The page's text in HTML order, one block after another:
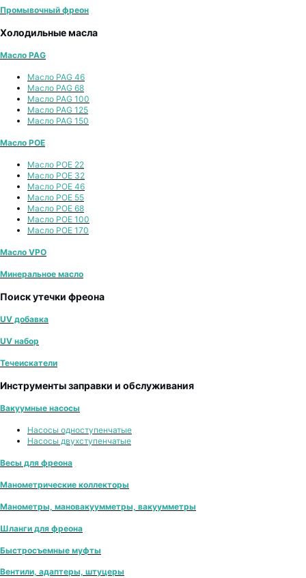
Промывочный фреон
Холодильные масла
Масло PAG
Масло PAG 46
Масло PAG 68
Масло PAG 100
Масло PAG 125
Масло PAG 150
Масло POE
Масло POE 22
Масло POE 32
Масло POE 46
Масло POE 55
Масло POE 68
Масло POE 100
Масло POE 170
Масло VPO
Минеральное масло
Поиск утечки фреона
UV добавка
UV набор
Течеискатели
Инструменты заправки и обслуживания
Вакуумные насосы
Насосы одноступенчатые
Насосы двухступенчатые
Весы для фреона
Манометрические коллекторы
Манометры, мановакуумметры, вакуумметры
Шланги для фреона
Быстросъемные муфты
Вентили, адаптеры, штуцеры